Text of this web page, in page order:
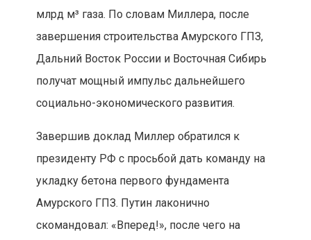
млрд м³ газа. По словам Миллера, после
завершения строительства Амурского ГПЗ,
Дальний Восток России и Восточная Сибирь
получат мощный импульс дальнейшего
социально-экономического развития.
Завершив доклад Миллер обратился к
президенту РФ с просьбой дать команду на
укладку бетона первого фундамента
Амурского ГПЗ. Путин лаконично
скомандовал: «Вперед!», после чего на